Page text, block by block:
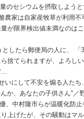
のセシウムを摂取しよう
農家は自家産牧草が利用
限界検出値未満なのはこ
したら郵便局の人に、
捨てられますが、よろ
…
いにして不安を煽る人た
か、あなたの子供さん"／
、中村隆市らが温暖化防
上げたが、その騒動はマ